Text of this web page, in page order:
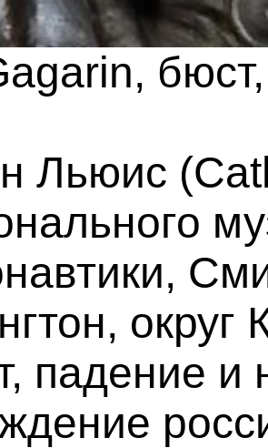
Льюис
падение и